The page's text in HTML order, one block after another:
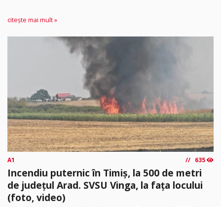
citește mai mult »
A1 635
Incendiu puternic în Timiș, la 500 de metri
de județul Arad. SVSU Vinga, la fața locului
(foto, video)